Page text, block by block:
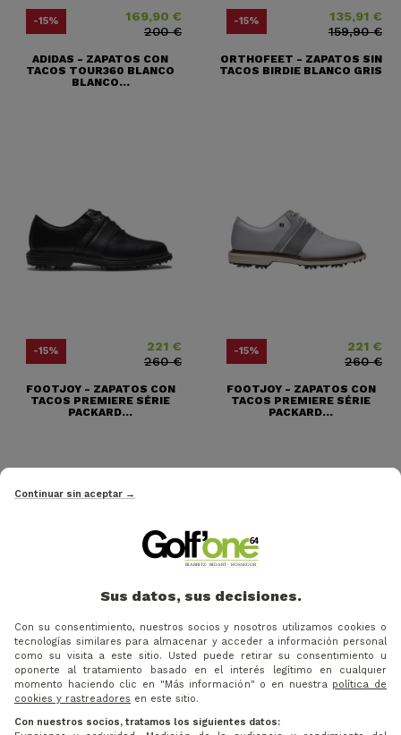
-15% Precio169,90 €
Precio base
200 €
ADIDAS - ZAPATOS CON
TACOS TOUR360 BLANCO
BLANCO...
-15% 135,91 €
Precio base
159,90 €
ORTHOFEET - ZAPATOS SIN
TACOS BIRDIE BLANCO GRIS
-15% Precio221 €
Precio base
260 €
FOOTJOY - ZAPATOS CON
TACOS PREMIERE SÉRIE
PACKARD...
-15% Precio221 €
Precio base
260 €
FOOTJOY - ZAPATOS CON
TACOS PREMIERE SÉRIE
PACKARD...
-15%
À PARTIR DE
204,00 €
FOOTJOY - ZAPATOS CON
-15% Precio221 €
Precio base
260 €
FOOTJOY - ZAPATOS CON
TACOS PREMIERE SÉRIE
Continuar sin aceptar →
Sus datos, sus decisiones.
Con su consentimiento, nuestros socios y nosotros utilizamos cookies o
tecnologías similares para almacenar y acceder a información personal
como su visita a este sitio. Usted puede retirar su consentimiento u
oponerte al tratamiento basado en el interés legítimo en cualquier
momento haciendo clic en "Más información" o en nuestra política de
cookies y rastreadores en este sitio.
Con nuestros socios, tratamos los siguientes datos: